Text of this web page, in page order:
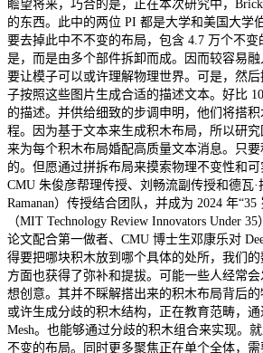
瞻望将来，巧合的是，正在本次研究中，
的东西。此中的两位 PI 都是大学和美国大学
要去掉此中不不变的布局，包含 4.7 万个不
是，而是由多个部件拆卸而成。因而较容易融
要让模子可以或许理解物理世界。可是，然
子按照这些图片生成合适的描述文本。好比
的描述。并供给细致的步调申明，他们将搭
程。因为基于文本来生成积木布局，所以研
来为每个积木布局婚配高质量文本消息。只
的。但愿通过拼拆布局来摸索物理不变性和
CMU 朱俊彦帮理传授、刘畅流副传授和德瓦·
Ramanan）传授结合团队，并成为 2024 年
（MIT Technology Review Innovators Under
论文配合第一做者、CMU 博士生邓康乐对
得要把哪块积木放到哪个具体的处所，我们
方面也获得了弥补和提拔。可能一些人经常
想创意。其并不睬解搭出来的积木布局背后
或许生成分歧的积木结构，正在教育范畴，
Mesh。也能够通过分歧的积木组合来实现。
不变的布局。同时更多聚焦正在单个全体，